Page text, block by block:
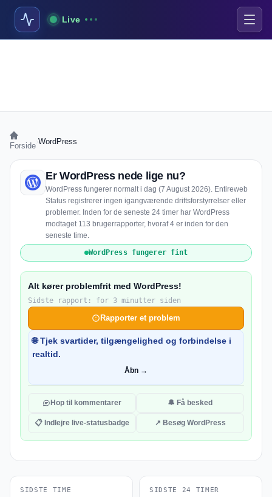
Live
Forside WordPress
Er WordPress nede lige nu?
WordPress fungerer normalt i dag (7 August 2026). Entireweb
Status registrerer ingen igangværende driftsforstyrrelser eller
problemer. Inden for de seneste 24 timer har WordPress
modtaget 113 brugerrapporter, hvoraf 4 er inden for den
seneste time.
WordPress fungerer fint
Alt kører problemfrit med WordPress!
Sidste rapport: for 3 minutter siden
Rapporter et problem
🌐 Tjek svartider, tilgængelighed og forbindelse i
realtid.
Åbn →
Hop til kommentarer 🔔 Få besked
📋 Indlejre live-statusbadge ↗ Besøg WordPress
SIDSTE TIME SIDSTE 24 TIMER